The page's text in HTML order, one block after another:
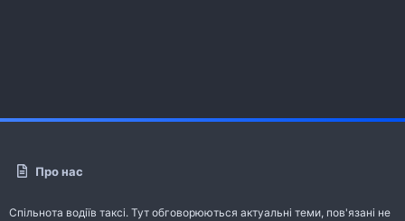
Про нас
Спільнота водіїв таксі. Тут обговорюються актуальні теми, пов'язані не